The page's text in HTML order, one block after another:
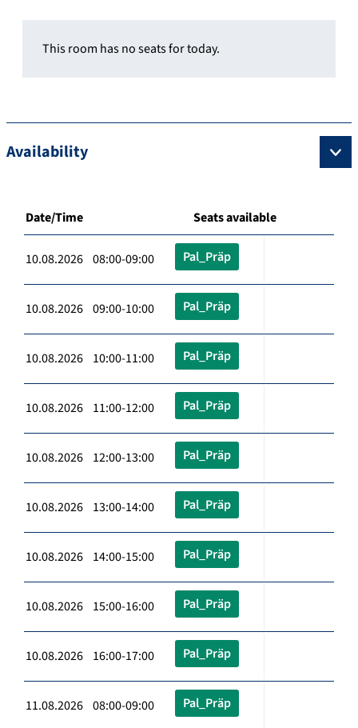
This room has no seats for today.
Availability
Date/Time Seats available
10.08.2026 08:00-09:00 Pal_Präp
10.08.2026 09:00-10:00 Pal_Präp
10.08.2026 10:00-11:00 Pal_Präp
10.08.2026 11:00-12:00 Pal_Präp
10.08.2026 12:00-13:00 Pal_Präp
10.08.2026 13:00-14:00 Pal_Präp
10.08.2026 14:00-15:00 Pal_Präp
10.08.2026 15:00-16:00 Pal_Präp
10.08.2026 16:00-17:00 Pal_Präp
11.08.2026 08:00-09:00 Pal_Präp